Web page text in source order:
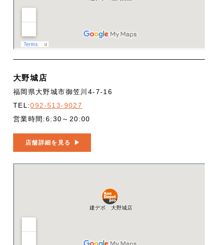
大野城店
福岡県大野城市御笠川4-7-16
TEL:092-513-9027
営業時間:6:30～20:00
店舗詳細を見る